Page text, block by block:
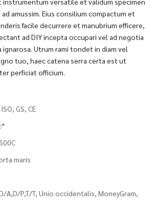
amussim. Eius consilium compactum et
facile decurrere et manubrium efficere,
ad DIY incepta occupari vel ad negotia
Utrum rami tondet in diam vel
tuo, haec catena serra certa est ut
perficiat officium.
GS, CE
maris
A,D/P,T/T, Unio occidentalis, MoneyGram,